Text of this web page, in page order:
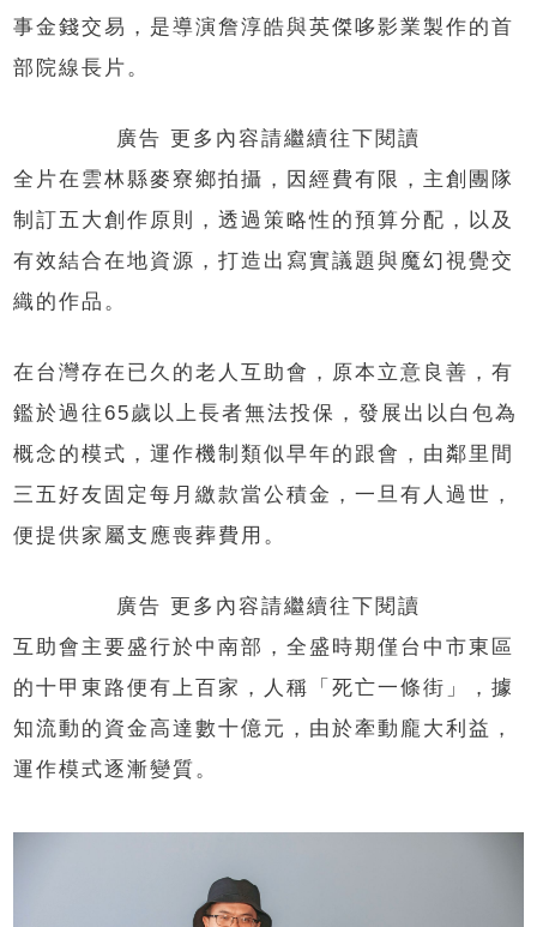
事金錢交易，是導演詹淳皓與英傑哆影業製作的首
部院線長片。
廣告 更多內容請繼續往下閱讀
全片在雲林縣麥寮鄉拍攝，因經費有限，主創團隊
制訂五大創作原則，透過策略性的預算分配，以及
有效結合在地資源，打造出寫實議題與魔幻視覺交
織的作品。
在台灣存在已久的老人互助會，原本立意良善，有
鑑於過往65歲以上長者無法投保，發展出以白包為
概念的模式，運作機制類似早年的跟會，由鄰里間
三五好友固定每月繳款當公積金，一旦有人過世，
便提供家屬支應喪葬費用。
廣告 更多內容請繼續往下閱讀
互助會主要盛行於中南部，全盛時期僅台中市東區
的十甲東路便有上百家，人稱「死亡一條街」，據
知流動的資金高達數十億元，由於牽動龐大利益，
運作模式逐漸變質。